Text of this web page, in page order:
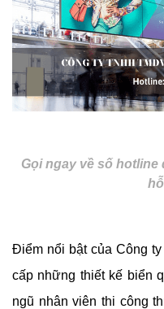
Gọi ngay về số
Điểm nổi bật của Công
cấp những thiết kế biển
ngũ nhân viên thi công